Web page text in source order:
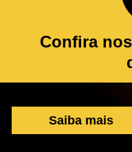
Confira
Saiba mais